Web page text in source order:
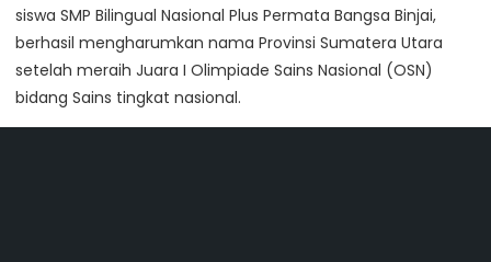
siswa SMP Bilingual Nasional Plus Permata Bangsa Binjai,
berhasil mengharumkan nama Provinsi Sumatera Utara
setelah meraih Juara I Olimpiade Sains Nasional (OSN)
bidang Sains tingkat nasional.